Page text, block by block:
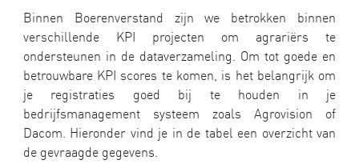
Binnen Boerenverstand zijn we betrokken binnen
verschillende KPI projecten om agrariërs te
ondersteunen in de dataverzameling. Om tot goede en
betrouwbare KPI scores te komen, is het belangrijk om
je registraties goed bij te houden in je
bedrijfsmanagement systeem zoals Agrovision of
Dacom. Hieronder vind je in de tabel een overzicht van
de gevraagde gegevens.